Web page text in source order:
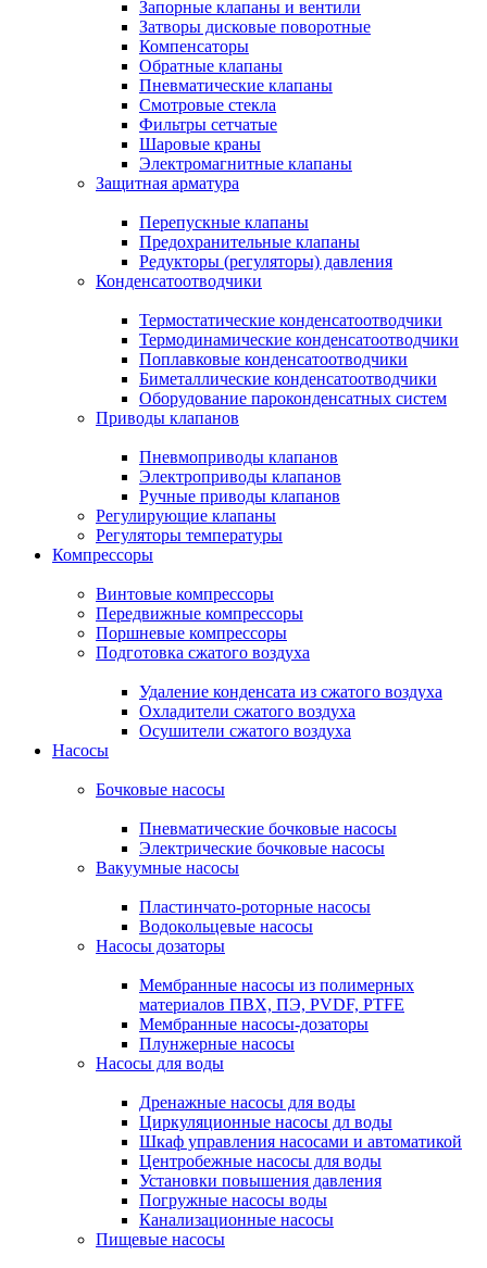
Запорные клапаны и вентили
Затворы дисковые поворотные
Компенсаторы
Обратные клапаны
Пневматические клапаны
Смотровые стекла
Фильтры сетчатые
Шаровые краны
Электромагнитные клапаны
Защитная арматура
Перепускные клапаны
Предохранительные клапаны
Редукторы (регуляторы) давления
Конденсатоотводчики
Термостатические конденсатоотводчики
Термодинамические конденсатоотводчики
Поплавковые конденсатоотводчики
Биметаллические конденсатоотводчики
Оборудование пароконденсатных систем
Приводы клапанов
Пневмоприводы клапанов
Электроприводы клапанов
Ручные приводы клапанов
Регулирующие клапаны
Регуляторы температуры
Компрессоры
Винтовые компрессоры
Передвижные компрессоры
Поршневые компрессоры
Подготовка сжатого воздуха
Удаление конденсата из сжатого воздуха
Охладители сжатого воздуха
Осушители сжатого воздуха
Насосы
Бочковые насосы
Пневматические бочковые насосы
Электрические бочковые насосы
Вакуумные насосы
Пластинчато-роторные насосы
Водокольцевые насосы
Насосы дозаторы
Мембранные насосы из полимерных
материалов ПВХ, ПЭ, PVDF, PTFE
Мембранные насосы-дозаторы
Плунжерные насосы
Насосы для воды
Дренажные насосы для воды
Циркуляционные насосы дл воды
Шкаф управления насосами и автоматикой
Центробежные насосы для воды
Установки повышения давления
Погружные насосы воды
Канализационные насосы
Пищевые насосы